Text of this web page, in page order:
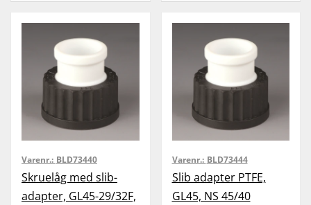
Varenr.: BLD73440
Skruelåg med slib-
adapter, GL45-29/32F,
Varenr.: BLD73444
Slib adapter PTFE,
GL45, NS 45/40